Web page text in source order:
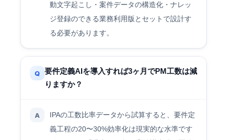
動文字起こし・案件データの構造化・ナレッ
ジ登録のできる業務利用版とセットで設計す
る必要があります。
Q
要件定義AIを導入すれば3ヶ月でPM工数は減
りますか？
A
IPAの工数比率データから試算すると、要件定
義工程の20〜30%効率化は現実的な水準です